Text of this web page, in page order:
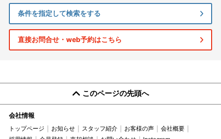
条件を指定して検索をする
直接お問合せ・web予約はこちら
このページの先頭へ
会社情報
トップページ お知らせ スタッフ紹介 お客様の声
会社概要